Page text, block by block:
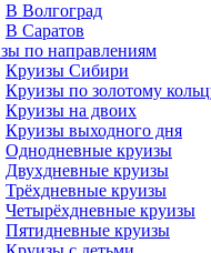
В Волгоград
В Саратов
по направлениям
Круизы Сибири
Круизы по золотому
Круизы на двоих
Круизы выходного дня
Однодневные круизы
Двухдневные круизы
Трёхдневные круизы
Четырёхдневные круизы
Пятидневные круизы